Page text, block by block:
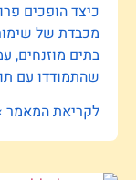
כיצד הופכים
מכבדת של
בתים מוזנחים,
שהתמודדו עם
לקריאת המאמר